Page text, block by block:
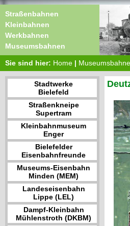
Straßenbahnen
Kleinbahnen
Werkbahnen
Museumsbahnen
Sie sind hier: Home |
Stadtwerke
Bielefeld
Straßenkneipe
Supertram
Kleinbahnmuseum
Enger
Bielefelder
Eisenbahnfreunde
Museums-Eisenbahn
Minden (MEM)
Landeseisenbahn
Lippe (LEL)
Dampf-Kleinbahn
Mühlenstroth (DKBM)